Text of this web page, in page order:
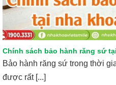
Chính sách bảo hành răng sứ
Bảo hành răng sứ trong thời
được rất [...]